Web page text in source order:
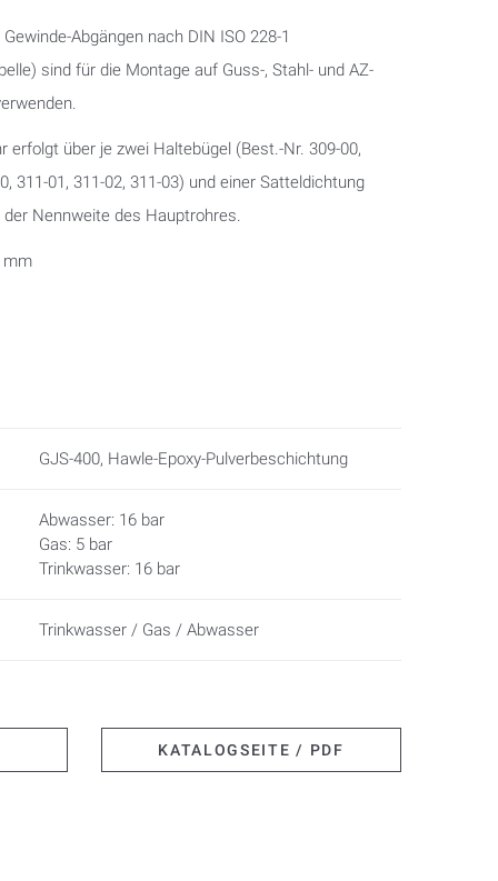
Abgängen nach DIN ISO 228-1
sind für die Montage auf Guss-, Stahl- und AZ-
erfolgt über je zwei Haltebügel (Best.-Nr. 309-00,
311-01, 311-02, 311-03) und einer Satteldichtung
Nennweite des Hauptrohres.
mm
GJS-400, Hawle-Epoxy-Pulverbeschichtung
Abwasser: 16 bar
Gas: 5 bar
Trinkwasser: 16 bar
Trinkwasser / Gas / Abwasser
KATALOGSEITE / PDF